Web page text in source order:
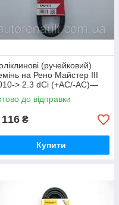
(ручейковий)
на Рено Майстер III
> 2.3 dCi (+AC/-AC)—
(Бельгія) 7PK1973
до відправки
116 ₴
Купити